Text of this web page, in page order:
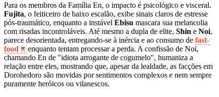
Para os membros da Família En, o impacto é psicológico e visceral.
Fujita, o feiticeiro de baixo escalão, exibe sinais claros de estresse
pós-traumático, enquanto a instável Ebisu mascara sua melancolia
com risadas incontroláveis. Até mesmo a dupla de elite, Shin e Noi,
parece desorientada, entregando-se à inércia e ao consumo de fast-
food
enquanto tentam processar a perda. A confissão de Noi,
chamando En de "idiota arrogante de cogumelo", humaniza a
relação entre eles, mostrando que, apesar da lealdade, as facções em
Dorohedoro são movidas por sentimentos complexos e nem sempre
puramente heróicos ou vilanescos.